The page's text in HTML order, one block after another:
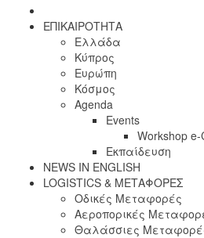
ΕΠΙΚΑΙΡΟΤΗΤΑ
Ελλάδα
Κύπρος
Ευρώπη
Κόσμος
Agenda
Events
Workshop
Εκπαίδευση
NEWS IN ENGLISH
LOGISTICS & ΜΕΤΑΦΟΡΕΣ
Οδικές Μεταφορές
Αεροπορικές
Θαλάσσιες